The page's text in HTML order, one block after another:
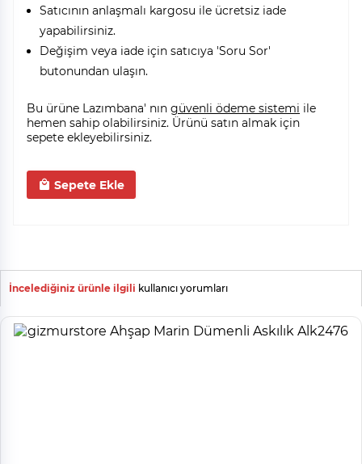
Satıcının anlaşmalı kargosu ile ücretsiz iade
yapabilirsiniz.
Değişim veya iade için satıcıya 'Soru Sor'
butonundan ulaşın.
Bu ürüne Lazımbana' nın güvenli ödeme sistemi ile
hemen sahip olabilirsiniz. Ürünü satın almak için
sepete ekleyebilirsiniz.
Sepete Ekle
İncelediğiniz ürünle ilgili kullanıcı yorumları